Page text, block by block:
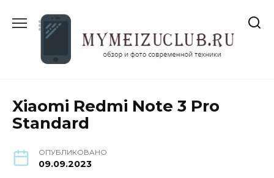
содержанию
Xiaomi Redmi Note 3 Pro
Standard
ОПУБЛИКОВАНО
09.09.2023